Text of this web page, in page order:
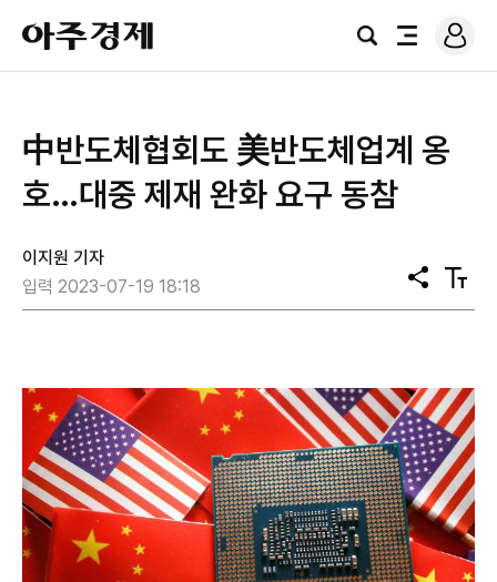
아
주
경
검
전
로
그
中반도체협회도 美반도체업계 옹
호…대중 제재 완화 요구 동참
이지원 기자
입력 2023-07-19 18:18
공
유
텍
스